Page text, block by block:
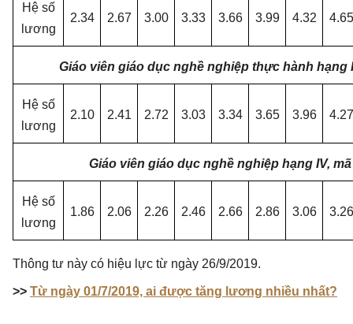
Hệ số
lương
2.34 2.67 3.00 3.33 3.66 3.99 4.32 4.65
Giáo viên giáo dục nghề nghiệp thực hành hạng
Hệ số
lương
2.10 2.41 2.72 3.03 3.34 3.65 3.96 4.27
Giáo viên giáo dục nghề nghiệp hạng IV,
Hệ số
lương
1.86 2.06 2.26 2.46 2.66 2.86 3.06 3.26
Thông tư này có hiệu lực từ ngày 26/9/2019.
>> Từ ngày 01/7/2019, ai được tăng lương nhiều nhất?